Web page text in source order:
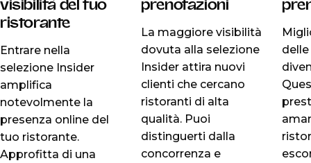
visibilità del tuo
ristorante
Entrare nella
selezione Insider
amplifica
notevolmente la
presenza online del
tuo ristorante.
Approfitta di una
prenotazioni
La maggiore visibilità
dovuta alla selezione
Insider attira nuovi
clienti che cercano
ristoranti di alta
qualità. Puoi
distinguerti dalla
concorrenza e